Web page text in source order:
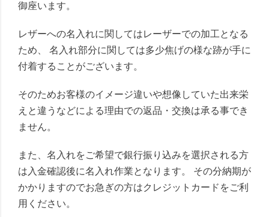
御座います。
レザーへの名入れに関してはレーザーでの加工となる
ため、 名入れ部分に関しては多少焦げの様な跡が手に
付着することがございます。
そのためお客様のイメージ違いや想像していた出来栄
えと違うなどによる理由での返品・交換は承る事でき
ません。
また、名入れをご希望で銀行振り込みを選択される方
は入金確認後に名入れ作業となります。 その分納期が
かかりますのでお急ぎの方はクレジットカードをご利
用ください。